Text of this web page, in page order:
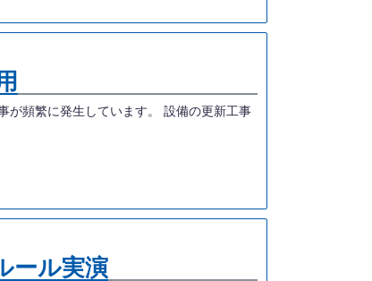
が頻繁に発生しています。 設備の更新工事
ール実演